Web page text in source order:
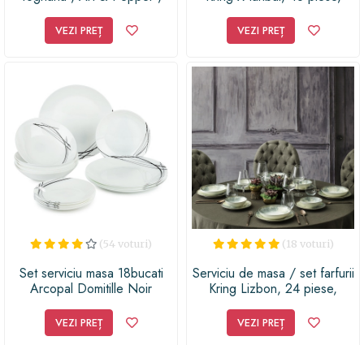
/ 21 cm / 19 cm
VEZI PREȚ VEZI PREȚ
(54 voturi)
Set serviciu masa 18bucati
Arcopal Domitille Noir
VEZI PREȚ
(18 voturi)
Serviciu de masa / set farfurii
Kring Lizbon, 24 piese,
VEZI PREȚ